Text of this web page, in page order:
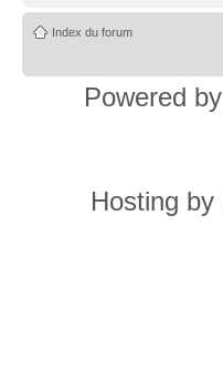
Index du forum
Powered by
Hosting by